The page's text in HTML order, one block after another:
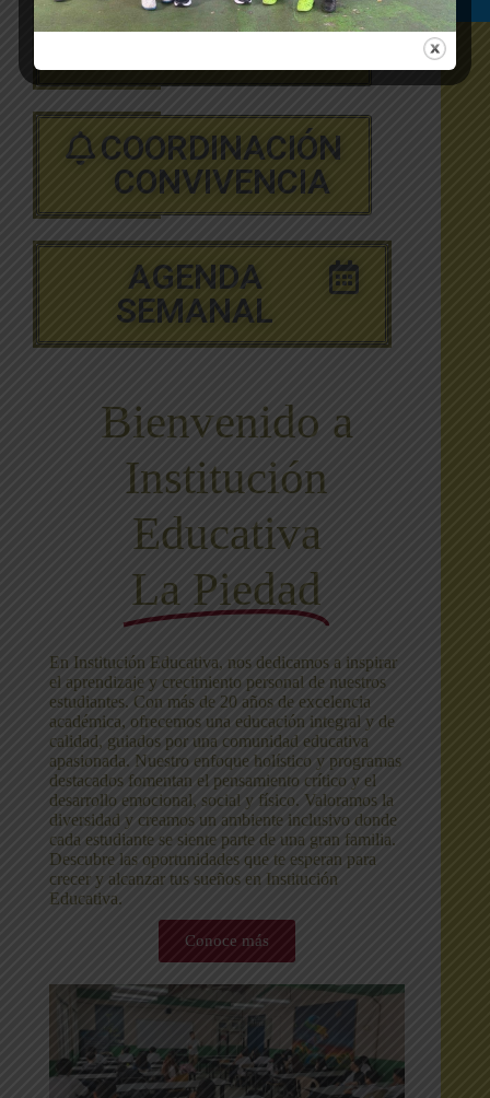
COORDINACIÓN
COORDINACIÓN
CONVIVENCIA
AGENDA
SEMANAL
Bienvenido a
Institución
Educativa
La Piedad
En Institución Educativa, nos dedicamos a inspirar
el aprendizaje y crecimiento personal de nuestros
estudiantes. Con más de 20 años de excelencia
académica, ofrecemos una educación integral y de
calidad, guiados por una comunidad educativa
apasionada. Nuestro enfoque holístico y programas
destacados fomentan el pensamiento crítico y el
desarrollo emocional, social y físico. Valoramos la
diversidad y creamos un ambiente inclusivo donde
cada estudiante se siente parte de una gran familia.
Descubre las oportunidades que te esperan para
crecer y alcanzar tus sueños en Institución
Educativa.
Conoce más